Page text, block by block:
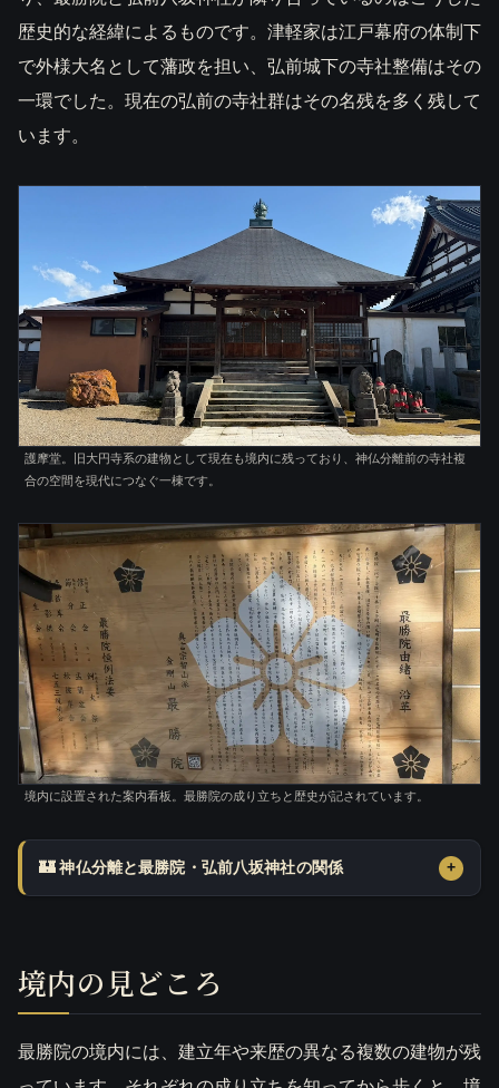
歴史的な経緯によるものです。津軽家は江戸幕府の体制下
で外様大名として藩政を担い、弘前城下の寺社整備はその
一環でした。現在の弘前の寺社群はその名残を多く残して
います。
護摩堂。旧大円寺系の建物として現在も境内に残っており、神仏分離前の寺社複
合の空間を現代につなぐ一棟です。
境内に設置された案内看板。最勝院の成り立ちと歴史が記されています。
🏰 神仏分離と最勝院・弘前八坂神社の関係
境内の見どころ
最勝院の境内には、建立年や来歴の異なる複数の建物が残